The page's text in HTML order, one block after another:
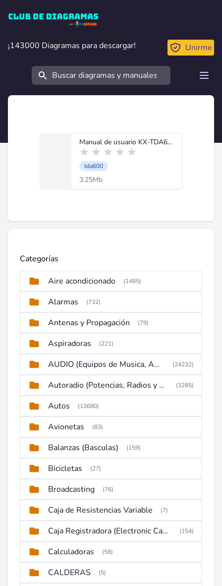
Club de Diagramas
¡143000 Diagramas para descargar!
¡143000 Diagramas para descargar! Unirme
Buscar
Manual de usuario KX-TDA600BX.pdf
tda600
3.25Mb
Categorías
Aire acondicionado (1485)
Alarmas (732)
Antenas y Propagación (79)
Aspiradoras (221)
AUDIO (Equipos de Musica, Amplificadores, Reproductores, Etc) (24232)
Autoradio (Potencias, Radios y DVD) (3285)
Autos (13680)
Avionetas (83)
Balanzas (Basculas) (159)
Bicicletas (27)
Broadcasting (76)
Caja de Resistencias Variable (7)
Caja Registradora (Electronic Cash Register) (154)
Calculadoras (58)
CALDERAS (5)